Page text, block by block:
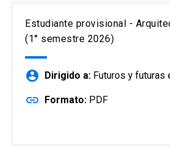
Estudiante provisional -
(1° semestre 2026)
account_circle Dirigido a: Futuros y futuras
link Formato: PDF